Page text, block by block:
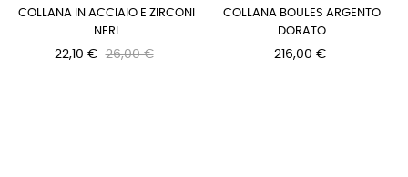
COLLANA IN ACCIAIO E ZIRCONI
NERI
22,10 € 26,00 €
COLLANA BOULES ARGENTO
DORATO
216,00 €